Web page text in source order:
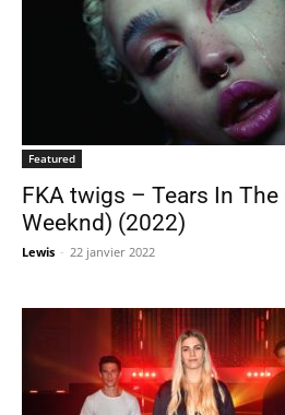
Featured
FKA twigs – Tears In
Weeknd) (2022)
Lewis - 22 janvier 2022